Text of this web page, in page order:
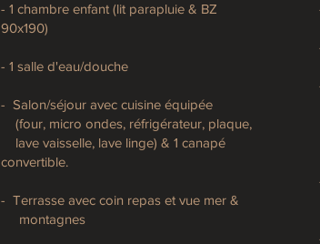
- 1 chambre enfant (lit parapluie & BZ
90x190)
- 1 salle d'eau/douche
- Salon/séjour avec cuisine équipée
(four, micro ondes, réfrigérateur, plaque,
lave vaisselle, lave linge) & 1 canapé
convertible.
- Terrasse avec coin repas et vue mer &
montagnes